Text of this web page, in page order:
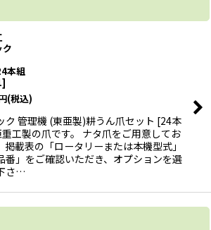
ク
本組
]
(税込)
ク 管理機 (東亜製)耕うん爪セット [24本
工製の爪です。 ナタ爪をご用意してお
掲載表の「ロータリーまたは本機型式」
番」をご確認いただき、オプションを選
さ…